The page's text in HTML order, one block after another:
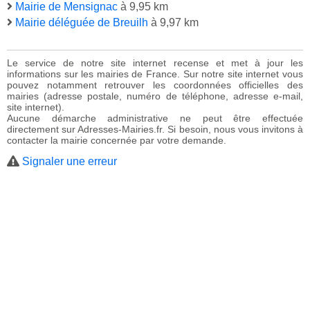
Mairie de Mensignac à 9,95 km
Mairie déléguée de Breuilh à 9,97 km
Le service de notre site internet recense et met à jour les
informations sur les mairies de France. Sur notre site internet vous
pouvez notamment retrouver les coordonnées officielles des
mairies (adresse postale, numéro de téléphone, adresse e-mail,
site internet).
Aucune démarche administrative ne peut être effectuée
directement sur Adresses-Mairies.fr. Si besoin, nous vous invitons à
contacter la mairie concernée par votre demande.
Signaler une erreur